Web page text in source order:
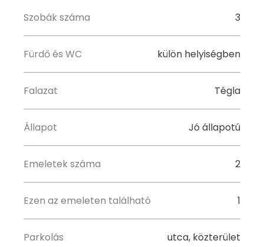
Szobák száma 3
Fürdő és WC külön helyiségben
Falazat Tégla
Állapot Jó állapotú
Emeletek száma 2
Ezen az emeleten található 1
Parkolás utca, közterület